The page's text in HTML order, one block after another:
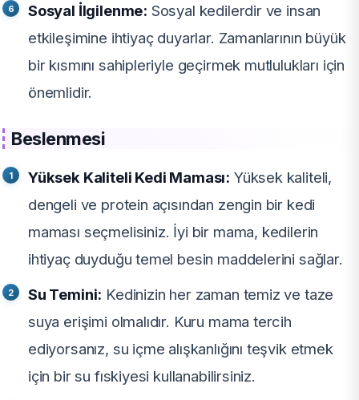
Sosyal İlgilenme: Sosyal kedilerdir ve insan
etkileşimine ihtiyaç duyarlar. Zamanlarının büyük
bir kısmını sahipleriyle geçirmek mutlulukları için
önemlidir.
Beslenmesi
Yüksek Kaliteli Kedi Maması: Yüksek kaliteli,
dengeli ve protein açısından zengin bir kedi
maması seçmelisiniz. İyi bir mama, kedilerin
ihtiyaç duyduğu temel besin maddelerini sağlar.
Su Temini: Kedinizin her zaman temiz ve taze
suya erişimi olmalıdır. Kuru mama tercih
ediyorsanız, su içme alışkanlığını teşvik etmek
için bir su fıskiyesi kullanabilirsiniz.